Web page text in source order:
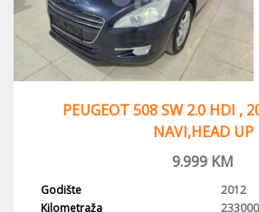
PEUGEOT 508 SW 2.0 HDI ,
NAVI,HEAD UP
9.999 KM
Godište
2012
Kilometraža